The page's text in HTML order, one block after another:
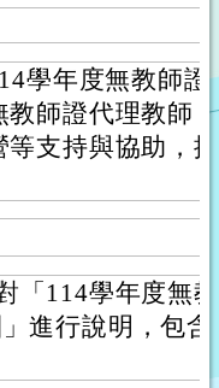
學年度無教師
教師證代理教師
等支持與協助，
「114學年度無
進行說明，包